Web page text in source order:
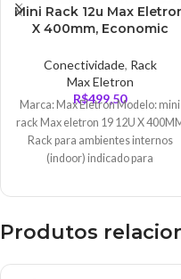
Mini Rack 12u Max
X 400mm, Economic
Acrílico – 5238
Conectividade, Rack
Max Eletron
R$499,50
Marca: Max Eletron Modelo: mini
rack Max eletron 19 12U X
Rack para ambientes internos
(indoor) indicado para
Produtos